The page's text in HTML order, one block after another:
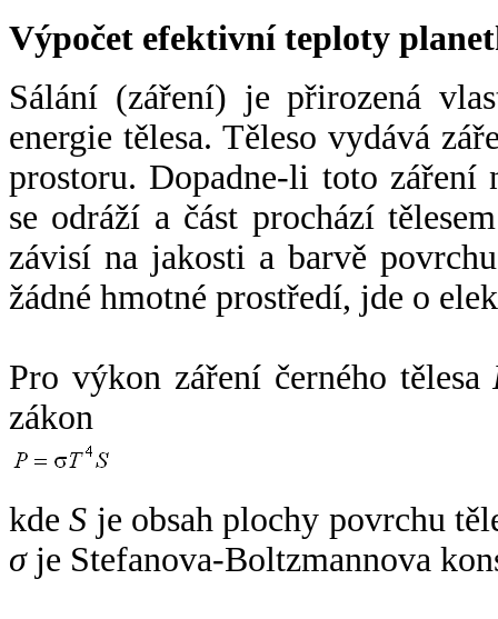
Výpočet efektivní teploty
Sálání (záření) je přirozená
energie tělesa. Těleso vydává
prostoru. Dopadne-li toto záření
se odráží a část prochází
závisí na jakosti a barvě
žádné hmotné prostředí, jde o
Pro výkon záření černého tělesa
zákon
kdeS je obsah plochy povrchu
σje Stefanova-Boltzmannova